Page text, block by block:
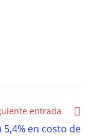
entrada
en costo de